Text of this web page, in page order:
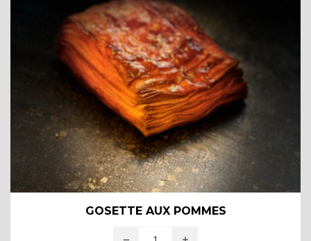
GOSETTE AUX POMMES